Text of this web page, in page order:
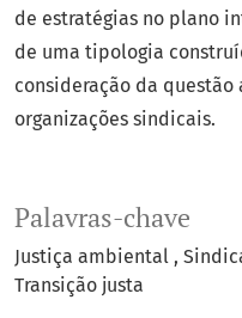
Palavras-chave
Justiça ambiental
Transição justa
de estratégias no plano
de uma tipologia
consideração da
organizações sindicais.